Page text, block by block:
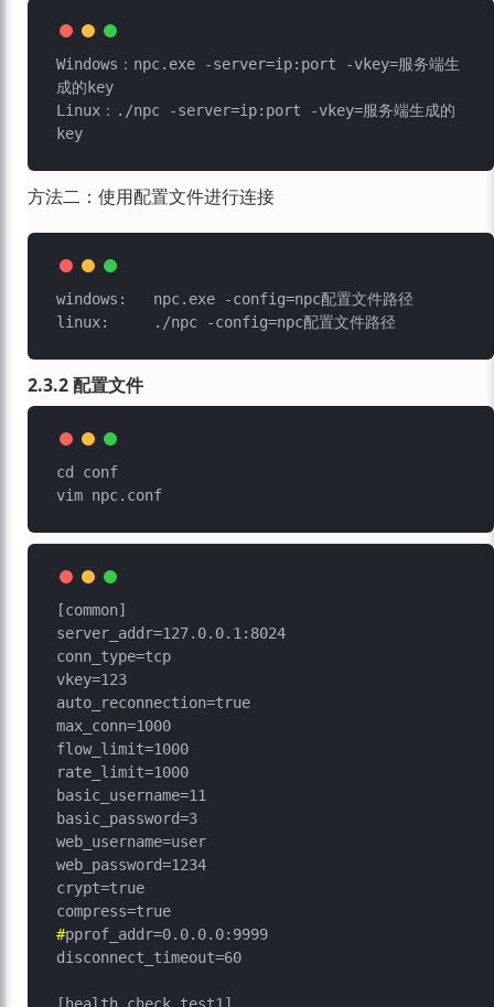
Windows：npc.exe -server=ip:port -vkey=服务端生
成的key
Linux：./npc -server=ip:port -vkey=服务端生成的
方法二：使用配置文件进行连接
windows:   npc.exe -config=npc配置文件路径
2.3.2 配置文件
cd conf
[common]
server_addr=127.0.0.1:8024
conn_type=tcp
vkey=123
auto_reconnection=true
max_conn=1000
flow_limit=1000
rate_limit=1000
basic_username=11
basic_password=3
web_username=user
web_password=1234
crypt=true
#pprof_addr=0.0.0.0:9999
disconnect_timeout=60